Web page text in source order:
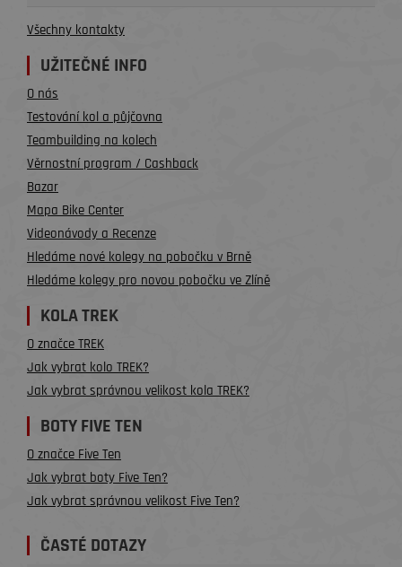
Všechny kontakty
UŽITEČNÉ INFO
O nás
Testování kol a půjčovna
Teambuilding na kolech
Věrnostní program / Cashback
Bazar
Mapa Bike Center
Videonávody a Recenze
Hledáme nové kolegy na pobočku v Brně
Hledáme kolegy pro novou pobočku ve Zlíně
KOLA TREK
O značce TREK
Jak vybrat kolo TREK?
Jak vybrat správnou velikost kola TREK?
BOTY FIVE TEN
O značce Five Ten
Jak vybrat boty Five Ten?
Jak vybrat správnou velikost Five Ten?
ČASTÉ DOTAZY